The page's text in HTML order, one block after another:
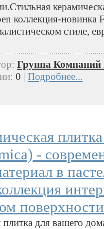
коллекция-новинка
стиле,
Группа Компаний
0 Подробнее...
-
в
для вашего